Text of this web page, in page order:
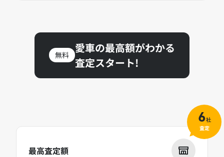
無料
愛車の最高額がわかる
査定スタート!
最高査定額
6社
査定